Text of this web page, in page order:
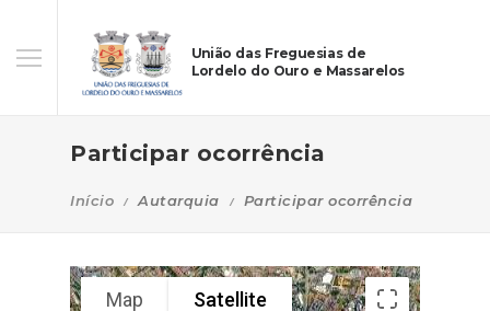
União das Freguesias de
Lordelo do Ouro e Massarelos
Participar ocorrência
Início Autarquia Participar ocorrência
Map Satellite